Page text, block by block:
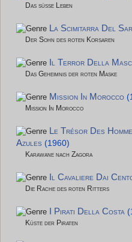
Das süße Leben
La Scimitarra Del
Der Sohn des roten Korsaren
Il Terror Della
Das Geheimnis der roten Maske
Mission In Morocco
Mission In Morocco
Le Trésor Des
Azules (1960)
Karawane nach Zagora
Il Cavaliere Dai
Die Rache des roten Ritters
I Pirati Della Costa
Küste der Piraten